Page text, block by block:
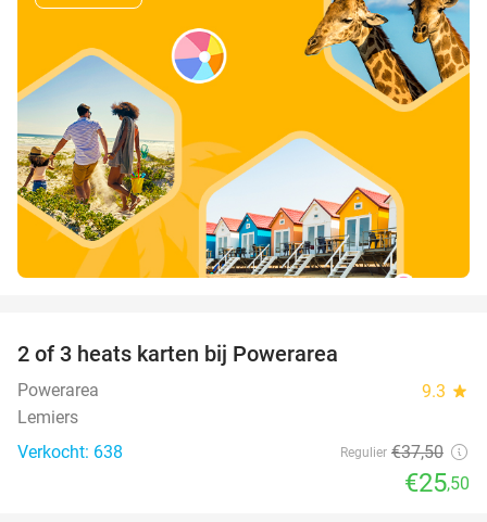
2 of 3 heats karten bij Powerarea
Powerarea 9.3 star
Lemiers
Verkocht: 638
Regulier €37,50
€25,50